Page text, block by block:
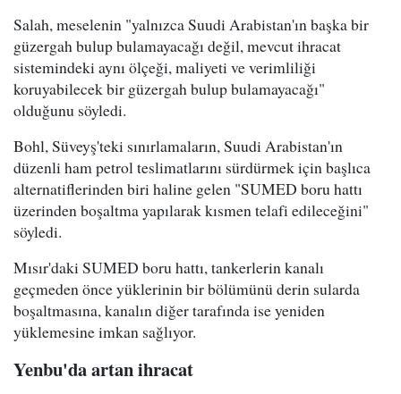
Salah, meselenin "yalnızca Suudi Arabistan'ın başka bir
güzergah bulup bulamayacağı değil, mevcut ihracat
sistemindeki aynı ölçeği, maliyeti ve verimliliği
koruyabilecek bir güzergah bulup bulamayacağı"
olduğunu söyledi.
Bohl, Süveyş'teki sınırlamaların, Suudi Arabistan'ın
düzenli ham petrol teslimatlarını sürdürmek için başlıca
alternatiflerinden biri haline gelen "SUMED boru hattı
üzerinden boşaltma yapılarak kısmen telafi edileceğini"
söyledi.
Mısır'daki SUMED boru hattı, tankerlerin kanalı
geçmeden önce yüklerinin bir bölümünü derin sularda
boşaltmasına, kanalın diğer tarafında ise yeniden
yüklemesine imkan sağlıyor.
Yenbu'da artan ihracat